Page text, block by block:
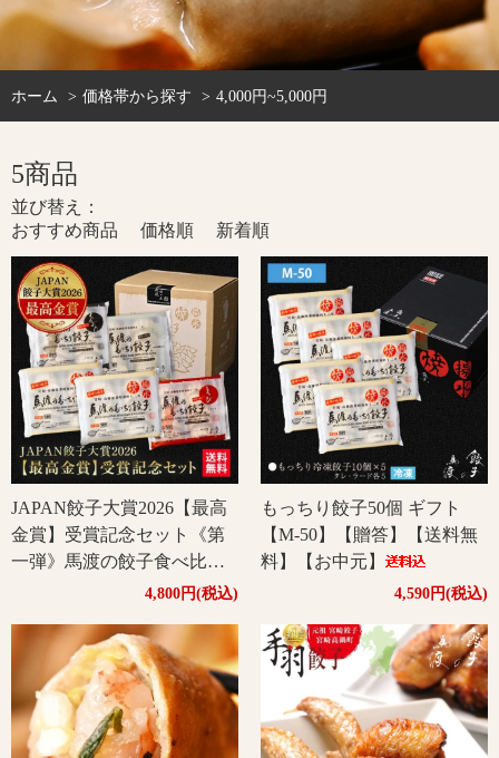
ホーム 価格帯から探す 4,000円~5,000円
5商品
並び替え：
おすすめ商品
価格順 新着順
JAPAN餃子大賞2026【最高
金賞】受賞記念セット《第
一弾》馬渡の餃子食べ比べ5
パックセット（もっちり
1P・宮崎地頭鶏1P）宮崎餃
子ふりかけ付き【送料無
料】
4,800円(税込)
もっちり餃子50個 ギフト
【M-50】【贈答】【送料無
料】【お中元】
4,590円(税込)